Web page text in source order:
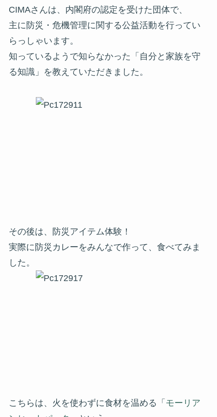
CIMAさんは、内閣府の認定を受けた団体で、
主に防災・危機管理に関する公益活動を行ってい
らっしゃいます。
知っているようで知らなかった「自分と家族を守
る知識」を教えていただきました。
その後は、防災アイテム体験！
実際に防災カレーをみんなで作って、食べてみま
した。
こちらは、火を使わずに食材を温める「 モーリア